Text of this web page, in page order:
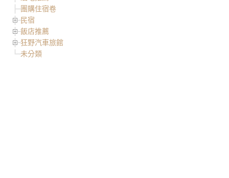
團購住宿卷
民宿
飯店推薦
狂野汽車旅館
未分類